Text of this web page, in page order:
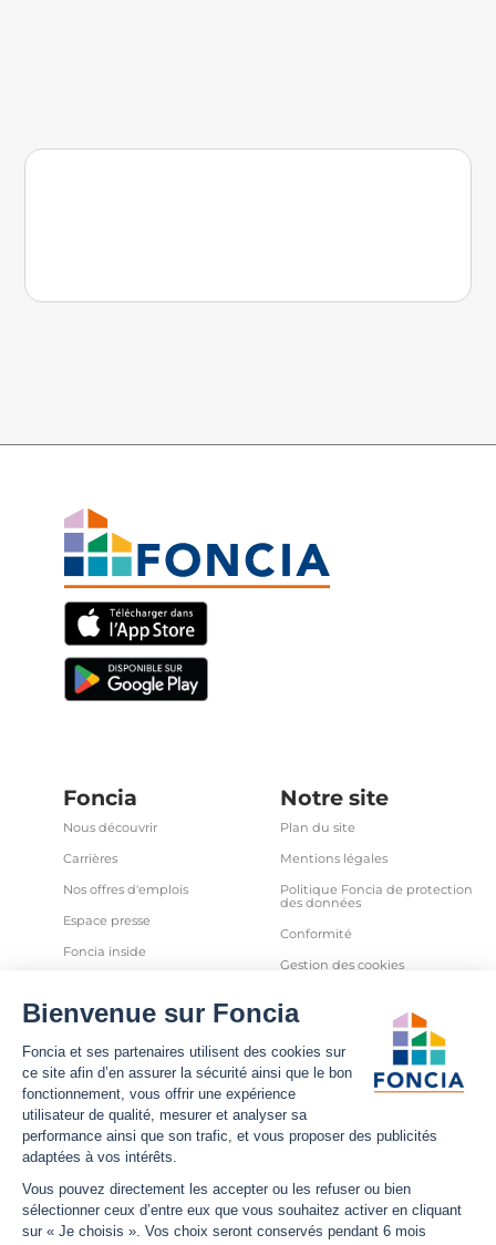
Foncia
Nous découvrir
Carrières
Nos offres d'emplois
Espace presse
Foncia inside
Partenaires
Notre site
Plan du site
Mentions légales
Politique Foncia de protection
des données
Conformité
Gestion des cookies
et autres traceurs
Sécurité informatique
Déclaration d'accessibilité
Infos utiles
Nous contacter
Estimation bien immobilier
Estimation loyer
Nous suivre
Facebook
LinkedIn